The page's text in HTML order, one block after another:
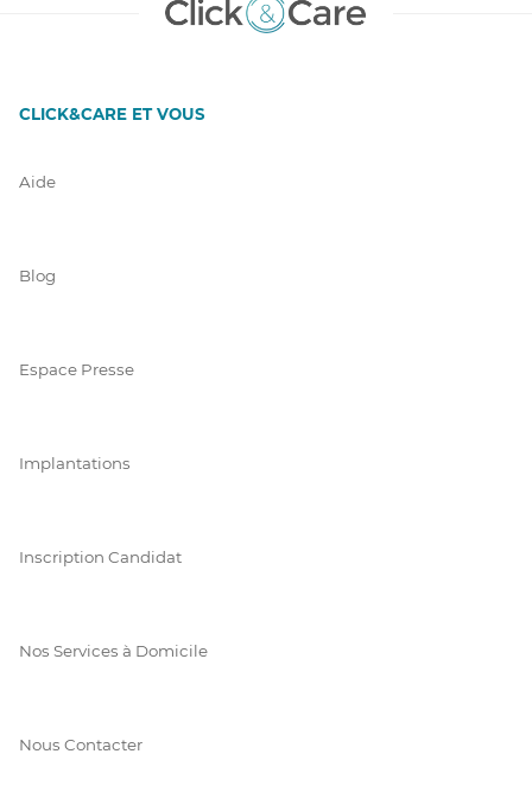
CLICK&CARE ET VOUS
Aide
Blog
Espace Presse
Implantations
Inscription Candidat
Nos Services à Domicile
Nous Contacter